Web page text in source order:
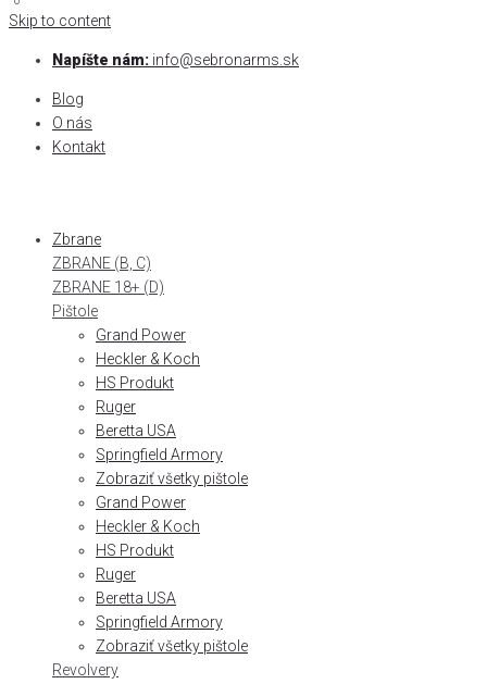
Skip to content
Napíšte nám: info@sebronarms.sk
Blog
O nás
Kontakt
Zbrane
ZBRANE (B, C)
ZBRANE 18+ (D)
Pištole
Grand Power
Heckler & Koch
HS Produkt
Ruger
Beretta USA
Springfield Armory
Zobraziť všetky pištole
Grand Power
Heckler & Koch
HS Produkt
Ruger
Beretta USA
Springfield Armory
Zobraziť všetky pištole
Revolvery